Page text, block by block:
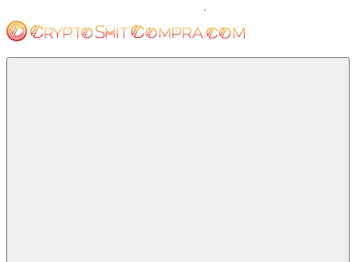
al
contenido